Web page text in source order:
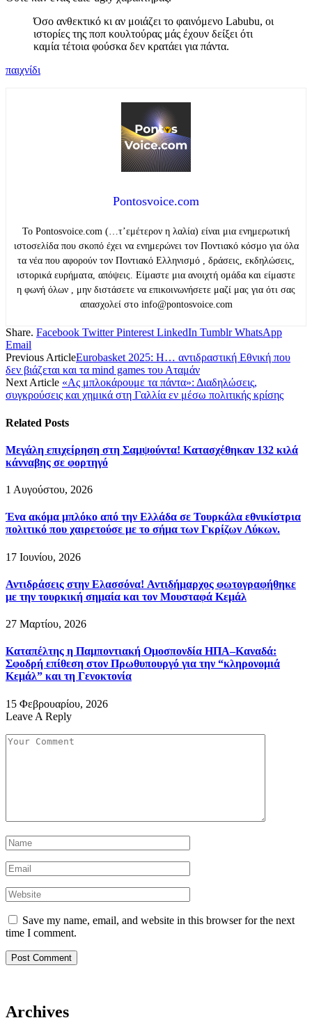
Όσο ανθεκτικό κι αν μοιάζει το φαινόμενο Labubu, οι
ιστορίες της ποπ κουλτούρας μάς έχουν δείξει ότι
καμία τέτοια φούσκα δεν κρατάει για πάντα.
παιχνίδι
Pontosvoice.com
Το Pontosvoice.com (…τ’εμέτερον η λαλία) είναι μια ενημερωτική
ιστοσελίδα που σκοπό έχει να ενημερώνει τον Ποντιακό κόσμο για όλα
τα νέα που αφορούν τον Ποντιακό Ελληνισμό , δράσεις, εκδηλώσεις,
ιστορικά ευρήματα, απόψεις. Είμαστε μια ανοιχτή ομάδα και είμαστε
η φωνή όλων , μην διστάσετε να επικοινωνήσετε μαζί μας για ότι σας
απασχολεί στο info@pontosvoice.com
Share. Facebook Twitter Pinterest LinkedIn Tumblr WhatsApp
Email
Previous ArticleEurobasket 2025: Η… αντιδραστική Εθνική που
δεν βιάζεται και τα mind games του Αταμάν
Next Article «Ας μπλοκάρουμε τα πάντα»: Διαδηλώσεις,
συγκρούσεις και χημικά στη Γαλλία εν μέσω πολιτικής κρίσης
Related Posts
Μεγάλη επιχείρηση στη Σαμψούντα! Κατασχέθηκαν 132 κιλά
κάνναβης σε φορτηγό
1 Αυγούστου, 2026
Ένα ακόμα μπλόκο από την Ελλάδα σε Τουρκάλα εθνικίστρια
πολιτικό που χαιρετούσε με το σήμα των Γκρίζων Λύκων.
17 Ιουνίου, 2026
Αντιδράσεις στην Ελασσόνα! Αντιδήμαρχος φωτογραφήθηκε
με την τουρκική σημαία και τον Μουσταφά Κεμάλ
27 Μαρτίου, 2026
Καταπέλτης η Παμποντιακή Ομοσπονδία ΗΠΑ–Καναδά:
Σφοδρή επίθεση στον Πρωθυπουργό για την “κληρονομιά
Κεμάλ” και τη Γενοκτονία
15 Φεβρουαρίου, 2026
Leave A Reply
Save my name, email, and website in this browser for the next
time I comment.
Archives